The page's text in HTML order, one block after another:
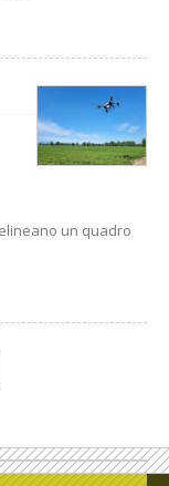
un quadro